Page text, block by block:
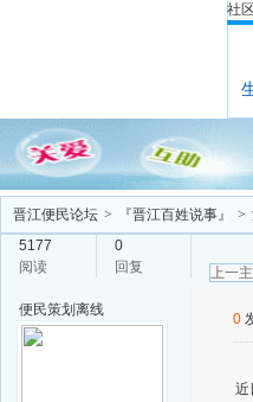
社区
晋江便民论坛 > 『晋江百姓说事』 >
5177
阅读
0
回复
上一
便民策划 离线
0
近